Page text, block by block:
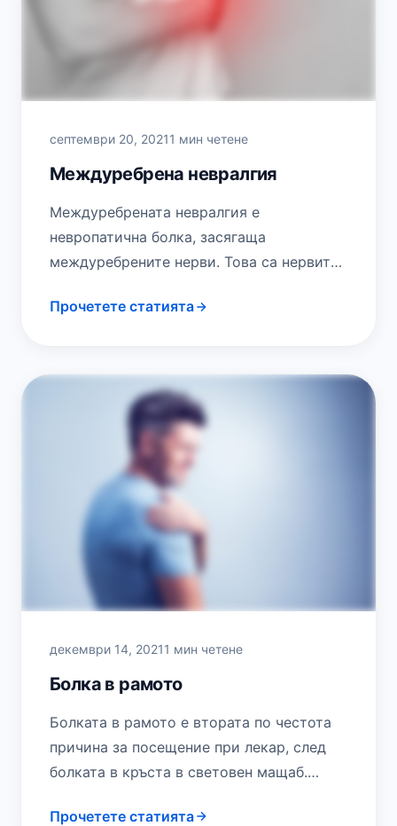
септември 20, 20211 мин четене
Междуребрена невралгия
Междуребрената невралгия е
невропатична болка, засягаща
междуребрените нерви. Това са нервите,
мозък и се разполагат в бразда под
Прочетете статията
декември 14, 20211 мин четене
Болка в рамото
Болката в рамото е втората по честота
причина за посещение при лекар, след
болката в кръста в световен мащаб.
Прочетете статията